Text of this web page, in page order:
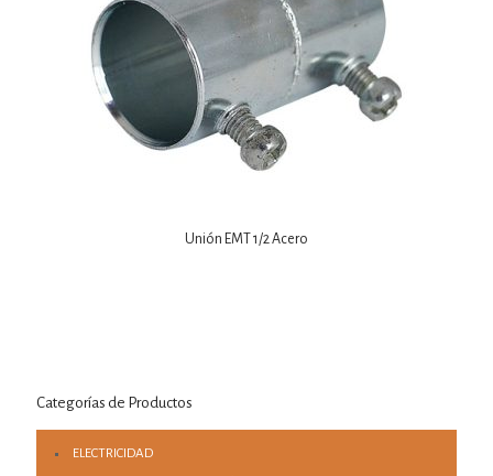
Unión EMT 1/2 Acero
Categorías de Productos
ELECTRICIDAD